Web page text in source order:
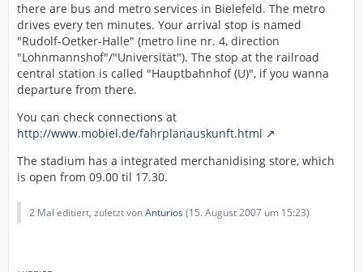
there are bus and metro services in Bielefeld. The metro
drives every ten minutes. Your arrival stop is named
"Rudolf-Oetker-Halle" (metro line nr. 4, direction
"Lohnmannshof"/"Universität"). The stop at the railroad
central station is called "Hauptbahnhof (U)", if you wanna
departure from there.
You can check connections at
http://www.mobiel.de/fahrplanauskunft.html
The stadium has a integrated merchanidising store, which
is open from 09.00 til 17.30.
2 Mal editiert, zuletzt vonAnturios (15. August 2007 um 15:23)